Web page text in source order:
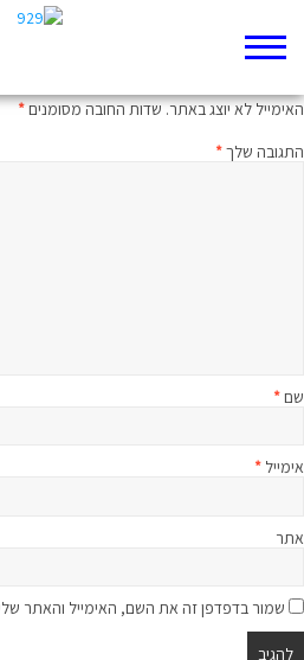
האימייל לא יוצג באתר.שדות החובה מסומנים*
התגובה שלך*
שם*
אימייל *
אתר
שמור בדפדפן זה את השם, האימייל והאתר